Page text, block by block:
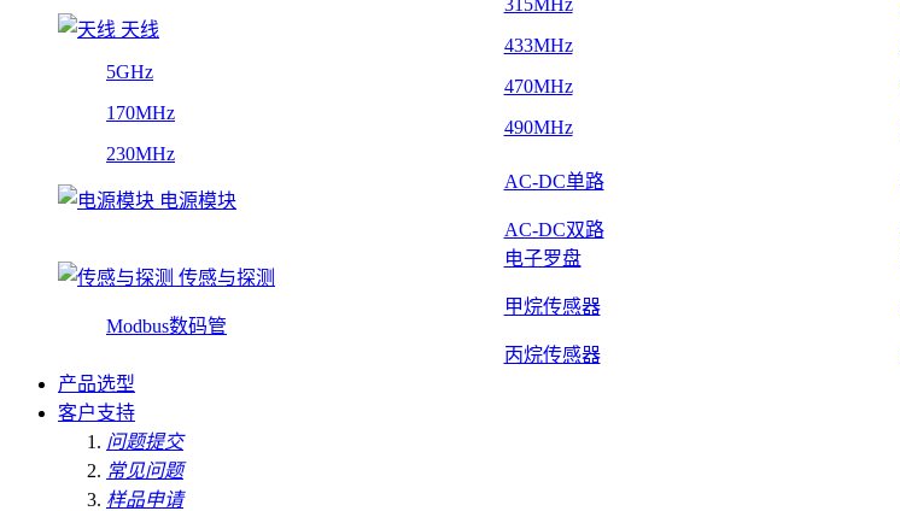
天线
5GHz
170MHz
230MHz
433MHz
470MHz
490MHz
电源模块
AC-DC单路
AC-DC双路
传感与探测
Modbus数码管
电子罗盘
甲烷传感器
丙烷传感器
产品选型
客户支持
问题提交
常见问题
样品申请